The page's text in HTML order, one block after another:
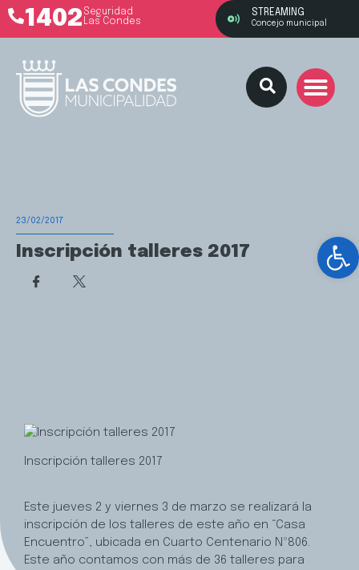
1402 Seguridad
Las Condes
STREAMING
Concejo municipal
23/02/2017
Inscripción talleres 2017
Inscripción talleres 2017
Este jueves 2 y viernes 3 de marzo se realizará la
inscripción de los talleres de este año en “Casa
Encuentro”, ubicada en Cuarto Centenario Nº806.
Este año contamos con más de 36 talleres para